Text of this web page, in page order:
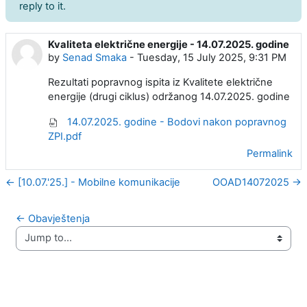
reply to it.
Kvaliteta električne energije - 14.07.2025. godine
by Senad Smaka - Tuesday, 15 July 2025, 9:31 PM
Number of replies: 0
Rezultati popravnog ispita iz Kvalitete električne
energije (drugi ciklus) održanog 14.07.2025. godine
14.07.2025. godine - Bodovi nakon popravnog
ZPI.pdf
Permalink
← [10.07.'25.] - Mobilne komunikacije OOAD14072025 →
← Obavještenja
Jump to...